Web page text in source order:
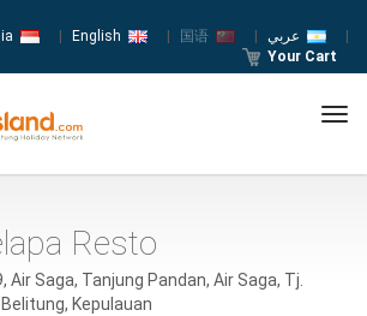
English 国语
Your Cart
Resto
Air Saga, Tanjung Pandan, Air Saga, Tj.
Kepulauan